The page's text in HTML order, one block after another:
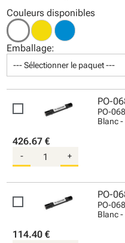
Couleurs disponibles
Emballage:
--- Sélectionner le paquet ---
PO-
PO-
Blanc
426.67 €
- +
PO-
PO-
Blanc -
114.40 €